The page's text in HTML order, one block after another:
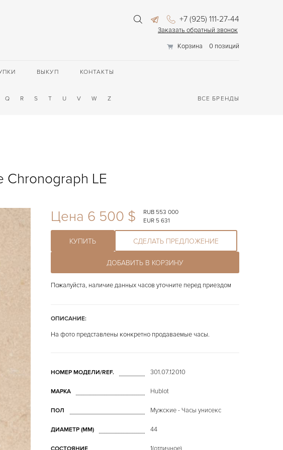
+7 (925) 111-27-44
Заказать обратный звонок
Корзина
0 позиций
ВЫКУП КОНТАКТЫ
Q R S T U V W Z ВСЕ БРЕНДЫ
Chronograph LE
Цена 6 500 $
RUB 553 000
EUR 5 631
КУПИТЬ СДЕЛАТЬ ПРЕДЛОЖЕНИЕ
ДОБАВИТЬ В КОРЗИНУ
Пожалуйста, наличие данных часов уточните перед приездом
ОПИСАНИЕ:
На фото представлены конкретно продаваемые часы.
НОМЕР МОДЕЛИ/REF. 301.07.12010
МАРКА Hublot
ПОЛ Мужские - Часы унисекс
ДИАМЕТР (MM) 44